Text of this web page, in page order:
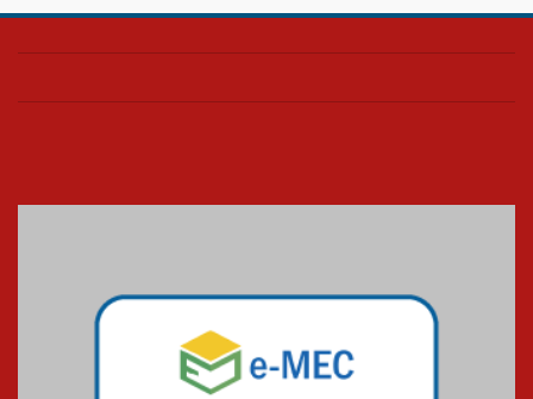
Confira como foi o culto mensal
Mackenzie mobiliza campanha
solidária para apoiar famílias em
Minas Gerais